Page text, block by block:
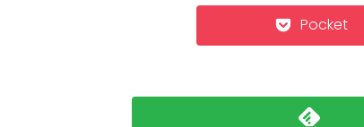
Pocket